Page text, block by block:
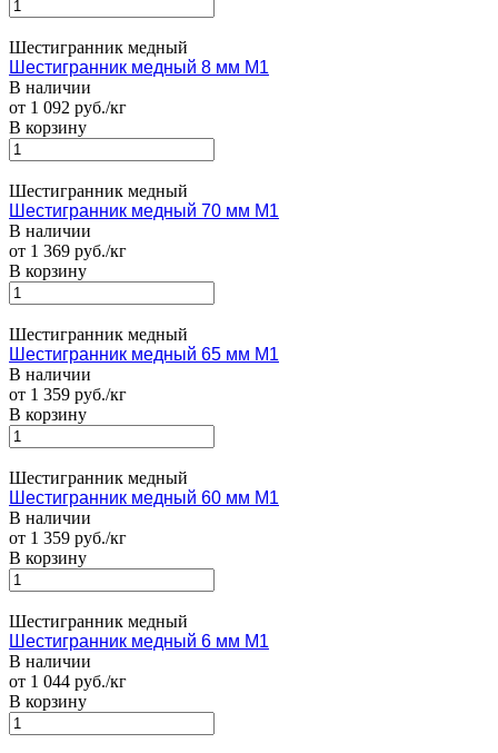
Шестигранник медный
Шестигранник медный 8 мм М1
В наличии
от 1 092 руб./кг
В корзину
Шестигранник медный
Шестигранник медный 70 мм М1
В наличии
от 1 369 руб./кг
В корзину
Шестигранник медный
Шестигранник медный 65 мм М1
В наличии
от 1 359 руб./кг
В корзину
Шестигранник медный
Шестигранник медный 60 мм М1
В наличии
от 1 359 руб./кг
В корзину
Шестигранник медный
Шестигранник медный 6 мм М1
В наличии
от 1 044 руб./кг
В корзину